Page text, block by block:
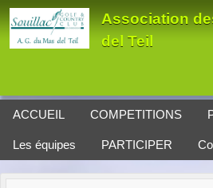
Association
del Teil
ACCUEIL COMPETITIONS
Les équipes PARTICIPER
Panneau de gestion des cookies